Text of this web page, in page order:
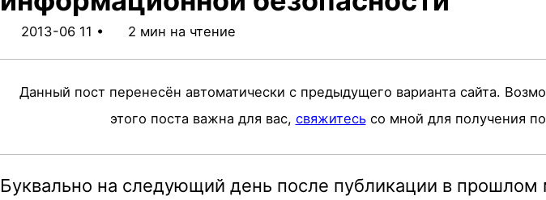
n
a
2013-06 11 2 мин на чтение
Данный пост перенесён автоматически с предыдущего варианта сайта.
этого поста важна для вас, свяжитесьсо мной для получения
Буквально на следующий день после публикации в